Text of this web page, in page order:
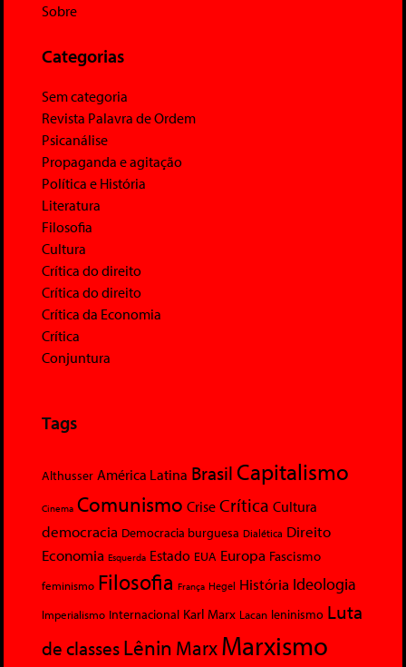
Sobre
Categorias
Sem categoria
Revista Palavra de Ordem
Psicanálise
Propaganda e agitação
Política e História
Literatura
Filosofia
Cultura
Crítica do direito
Crítica do direito
Crítica da Economia
Crítica
Conjuntura
Tags
Althusser América Latina Brasil Capitalismo
Cinema Comunismo Crise Crítica Cultura
democracia Democracia burguesa Dialética Direito
Economia Esquerda Estado EUA Europa Fascismo
feminismo Filosofia França Hegel História Ideologia
Imperialismo Internacional Karl Marx Lacan leninismo Luta
de classesLênin MarxMarxismo